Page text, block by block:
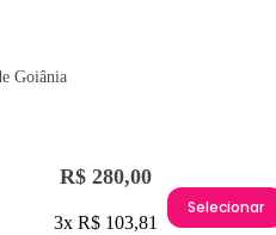
Goiânia
R$ 280,00
3x R$ 103,81
Selecionar